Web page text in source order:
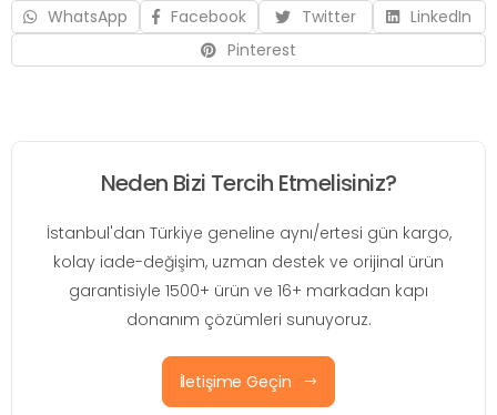
WhatsApp Facebook Twitter
LinkedIn
Pinterest
Neden Bizi Tercih Etmelisiniz?
İstanbul'dan Türkiye geneline aynı/ertesi gün kargo,
kolay iade-değişim, uzman destek ve orijinal ürün
garantisiyle 1500+ ürün ve 16+ markadan kapı
donanım çözümleri sunuyoruz.
İletişime Geçin